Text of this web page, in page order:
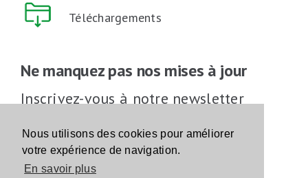
Nous utilisons des cookies pour améliorer
votre expérience de navigation.
En savoir plus
Téléchargements
Ne manquez pas nos mises à jour
Inscrivez-vous à notre newsletter
Inscrivez-vous